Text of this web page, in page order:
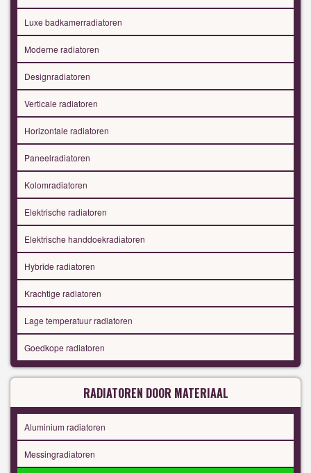
Luxe badkamerradiatoren
Moderne radiatoren
Designradiatoren
Verticale radiatoren
Horizontale radiatoren
Paneelradiatoren
Kolomradiatoren
Elektrische radiatoren
Elektrische handdoekradiatoren
Hybride radiatoren
Krachtige radiatoren
Lage temperatuur radiatoren
Goedkope radiatoren
RADIATOREN DOOR MATERIAAL
Aluminium radiatoren
Messingradiatoren